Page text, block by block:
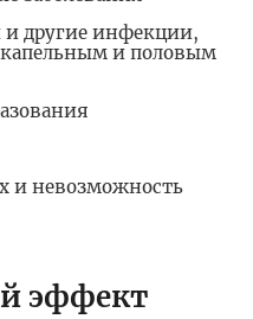
другие инфекции,
и половым
и невозможность
эффект